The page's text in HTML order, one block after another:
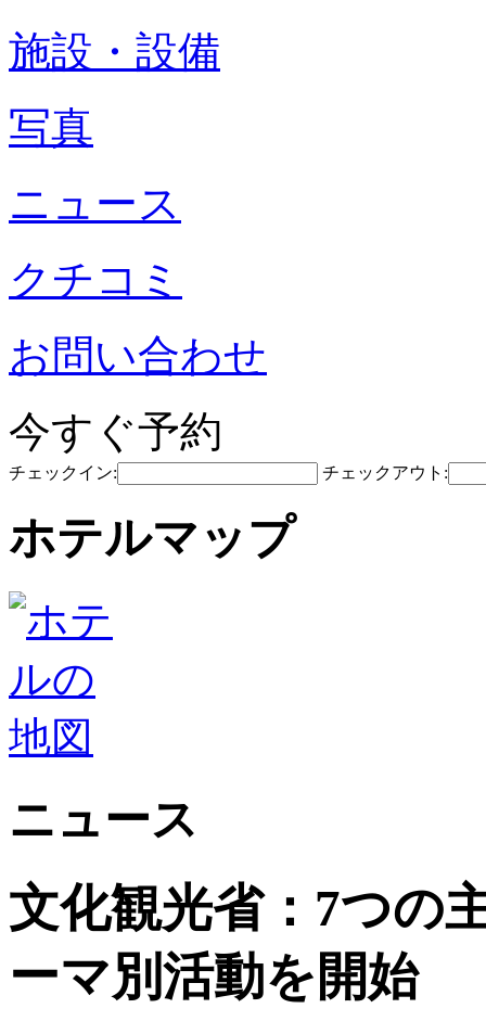
施設・設備
写真
ニュース
クチコミ
お問い合わせ
今すぐ予約
チェックイン: チェックアウト:
ホテルマップ
ニュース
文化観光省：7つの
ーマ別活動を開始